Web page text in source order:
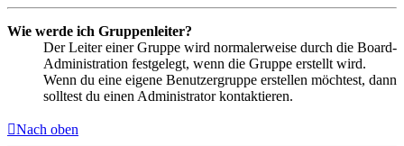
Wie werde ich Gruppenleiter?
Der Leiter einer Gruppe wird normalerweise durch die Board-
Administration festgelegt, wenn die Gruppe erstellt wird.
Wenn du eine eigene Benutzergruppe erstellen möchtest, dann
solltest du einen Administrator kontaktieren.
Nach oben